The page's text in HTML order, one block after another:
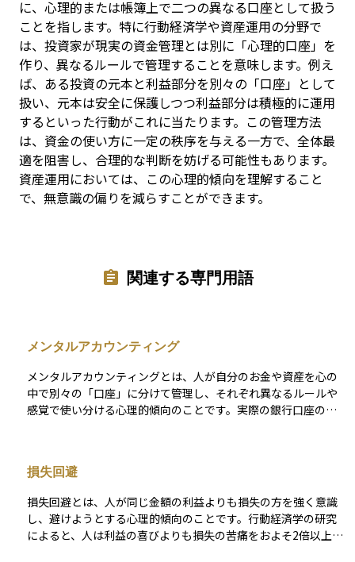
に、心理的または帳簿上で二つの異なる口座として扱う
ことを指します。特に行動経済学や資産運用の分野で
は、投資家が現実の資金管理とは別に「心理的口座」を
作り、異なるルールで管理することを意味します。例え
ば、ある投資の元本と利益部分を別々の「口座」として
扱い、元本は安全に保護しつつ利益部分は積極的に運用
するといった行動がこれに当たります。この管理方法
は、資金の使い方に一定の秩序を与える一方で、全体最
適を阻害し、合理的な判断を妨げる可能性もあります。
資産運用においては、この心理的傾向を理解すること
で、無意識の偏りを減らすことができます。
関連する専門用語
メンタルアカウンティング
メンタルアカウンティングとは、人が自分のお金や資産を心の
中で別々の「口座」に分けて管理し、それぞれ異なるルールや
感覚で使い分ける心理的傾向のことです。実際の銀行口座のよ
ます。資産運用においては、この傾向が合理的判断を妨げるこ
とがあり、本来は同じ価値を持つお金でも、メンタルアカウン
ティングによって異なる扱いをしてしまいます。この考え方を
理解することで、資金配分や投資判断の偏りを見直すことがで
きます。
損失回避
損失回避とは、人が同じ金額の利益よりも損失の方を強く意識
し、避けようとする心理的傾向のことです。行動経済学の研究
によると、人は利益の喜びよりも損失の苦痛をおよそ2倍以上強